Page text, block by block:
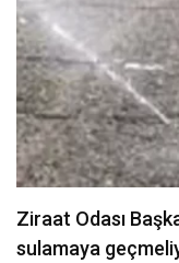
Sarıkamış’ta
programı